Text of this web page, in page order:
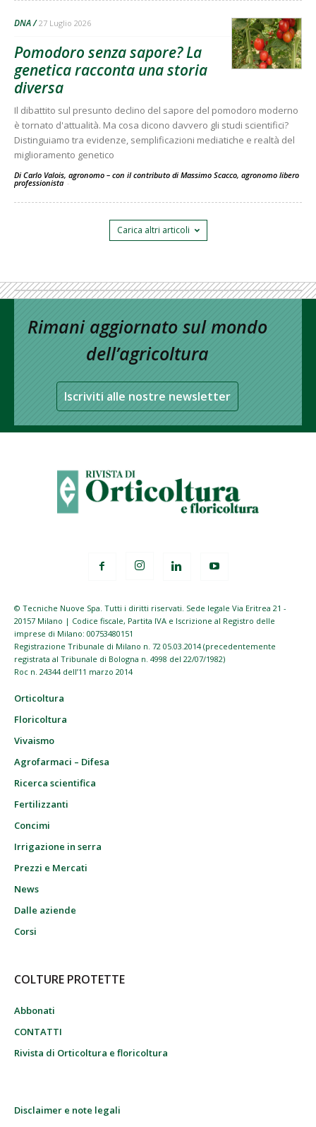
DNA 27 Luglio 2026
Pomodoro senza sapore? La
genetica racconta una storia
diversa
Il dibattito sul presunto declino del sapore del pomodoro moderno
è tornato d'attualità. Ma cosa dicono davvero gli studi scientifici?
Distinguiamo tra evidenze, semplificazioni mediatiche e realtà del
miglioramento genetico
Di Carlo Valois, agronomo – con il contributo di Massimo Scacco, agronomo libero
professionista -
Carica altri articoli
Rimani aggiornato sul mondo
dell’agricoltura
Iscriviti alle nostre newsletter
© Tecniche Nuove Spa. Tutti i diritti riservati. Sede legale Via Eritrea 21 -
20157 Milano | Codice fiscale, Partita IVA e Iscrizione al Registro delle
imprese di Milano: 00753480151
Registrazione Tribunale di Milano n. 72 05.03.2014 (precedentemente
registrata al Tribunale di Bologna n. 4998 del 22/07/1982)
Roc n. 24344 dell’11 marzo 2014
Orticoltura
Floricoltura
Vivaismo
Agrofarmaci – Difesa
Ricerca scientifica
Fertilizzanti
Concimi
Irrigazione in serra
Prezzi e Mercati
News
Dalle aziende
Corsi
COLTURE PROTETTE
Abbonati
CONTATTI
Rivista di Orticoltura e floricoltura
Disclaimer e note legali